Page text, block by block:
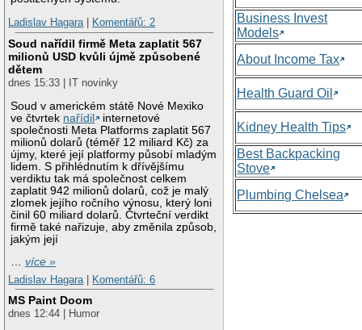
Ladislav Hagara| Komentářů: 2
Soud nařídil firmě Meta zaplatit 567
milionů USD kvůli újmě způsobené
dětem
dnes 15:33 | IT novinky
Soud v americkém státě Nové Mexiko
ve čtvrtek nařídil
internetové
společnosti Meta Platforms zaplatit 567
milionů dolarů (téměř 12 miliard Kč) za
újmy, které její platformy působí mladým
lidem. S přihlédnutím k dřívějšímu
verdiktu tak má společnost celkem
zaplatit 942 milionů dolarů, což je malý
zlomek jejího ročního výnosu, který loni
činil 60 miliard dolarů. Čtvrteční verdikt
firmě také nařizuje, aby změnila způsob,
jakým její
…více »
Ladislav Hagara
Komentářů: 6
MS Paint Doom
dnes 12:44 | Humor
Business Invest
Models
About Income Tax
Health Guard Oil
Kidney Health Tips
Best Backpacking
Stove
Plumbing Chelsea